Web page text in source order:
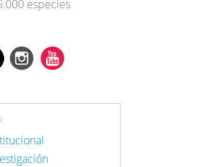
especies